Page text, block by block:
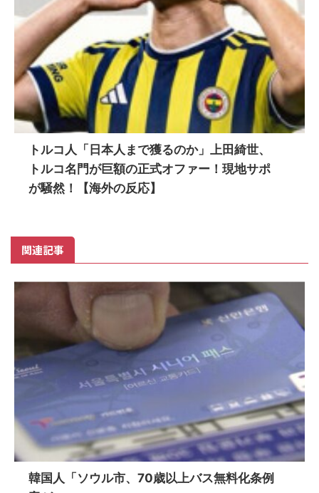
トルコ人「日本人まで獲るのか」上田綺世、
トルコ名門が巨額の正式オファー！現地サポ
が騒然！【海外の反応】
関連記事
韓国人「ソウル市、70歳以上バス無料化条例